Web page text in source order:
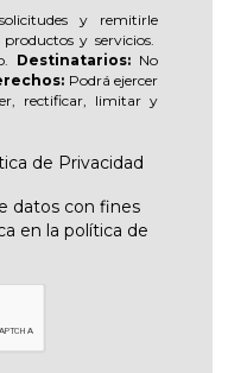
y remitirle
y servicios.
Destinatarios:No
Podrá ejercer
rectificar, limitar y
de Privacidad
datos con fines
en la política de